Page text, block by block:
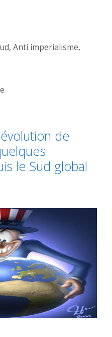
, Anti imperialisme,
de
le Sud global